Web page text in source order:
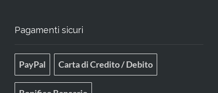
Pagamenti sicuri
PayPal Carta di Credito / Debito